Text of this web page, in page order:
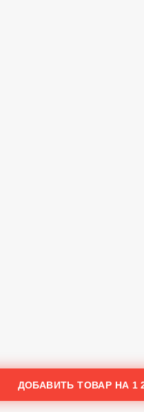
ДОБАВИТЬ ТОВАР НА 1